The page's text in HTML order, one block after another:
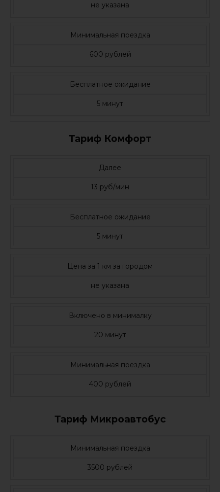
не указана
Минимальная поездка
600 рублей
Бесплатное ожидание
5 минут
Тариф Комфорт
Далее
13 руб/мин
Бесплатное ожидание
5 минут
Цена за 1 км за городом
не указана
Включено в минималку
20 минут
Минимальная поездка
400 рублей
Тариф Микроавтобус
Минимальная поездка
3500 рублей